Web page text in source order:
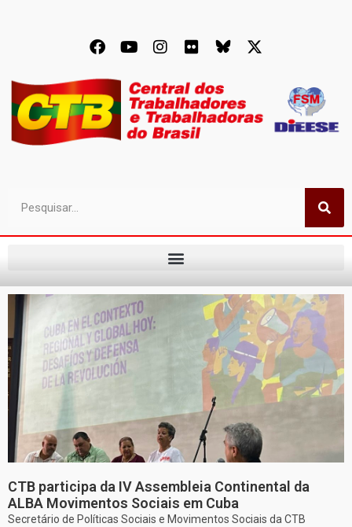
CTB participa da IV Assembleia Continental da
ALBA Movimentos Sociais em Cuba
Secretário de Políticas Sociais e Movimentos Sociais da CTB